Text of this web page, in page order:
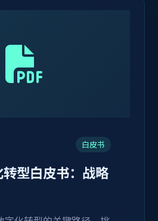
白皮书
型白皮书：战略